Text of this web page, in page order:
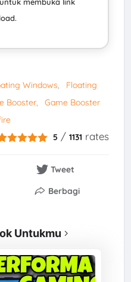
Windows
Floating
Booster
Game Booster
5 /1131 rates
Tweet
Berbagi
Untukmu